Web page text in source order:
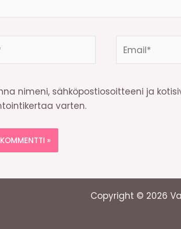
nimeni, sähköpostiosoitteeni ja
varten.
Copyright © 2026